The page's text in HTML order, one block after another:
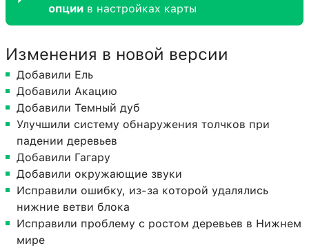
опции в настройках карты
Изменения в новой версии
Добавили Ель
Добавили ​​Акацию
Добавили Темный дуб
Улучшили систему обнаружения толчков при
падении деревьев
Добавили ​​Гагару
Добавили окружающие звуки
Исправили ​​ошибку, из-за которой удалялись
нижние ветви блока
Исправили ​​проблему с ростом деревьев в Нижнем
мире